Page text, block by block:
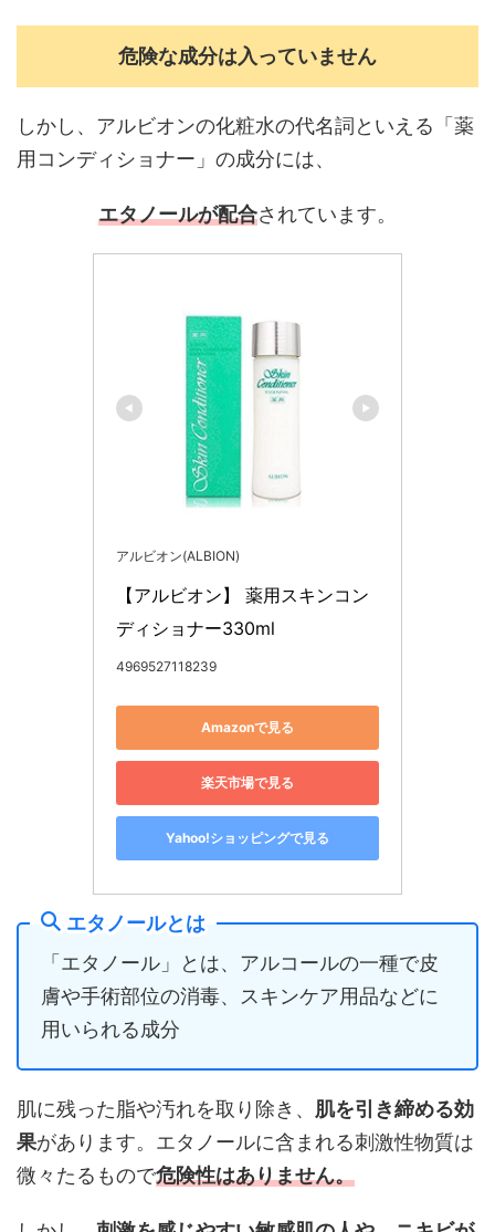
危険な成分は入っていません
しかし、アルビオンの化粧水の代名詞といえる「薬
用コンディショナー」の成分には、
エタノールが配合されています。
アルビオン(ALBION)
【アルビオン】 薬用スキンコン
ディショナー330ml
4969527118239
Amazonで見る
楽天市場で見る
Yahoo!ショッピングで見る
エタノールとは
「エタノール」とは、アルコールの一種で皮
膚や手術部位の消毒、スキンケア用品などに
用いられる成分
肌に残った脂や汚れを取り除き、 肌を引き締める効
果があります。エタノールに含まれる刺激性物質は
微々たるもので危険性はありません。